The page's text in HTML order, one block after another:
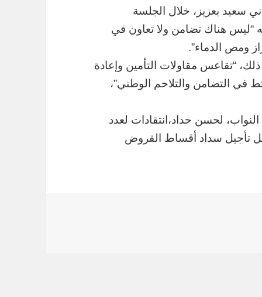
سعيد بعزيز، خلال الجلسة
“ليس هناك تضامن ولا تعاون في
ومص الدماء”.
“تقاعس مقاولات التأمين وإعادة
في التضامن والتلاحم الوطني”،
لحسن حداد،انتقادات لعدد
تأجيل سداد أقساط القروض